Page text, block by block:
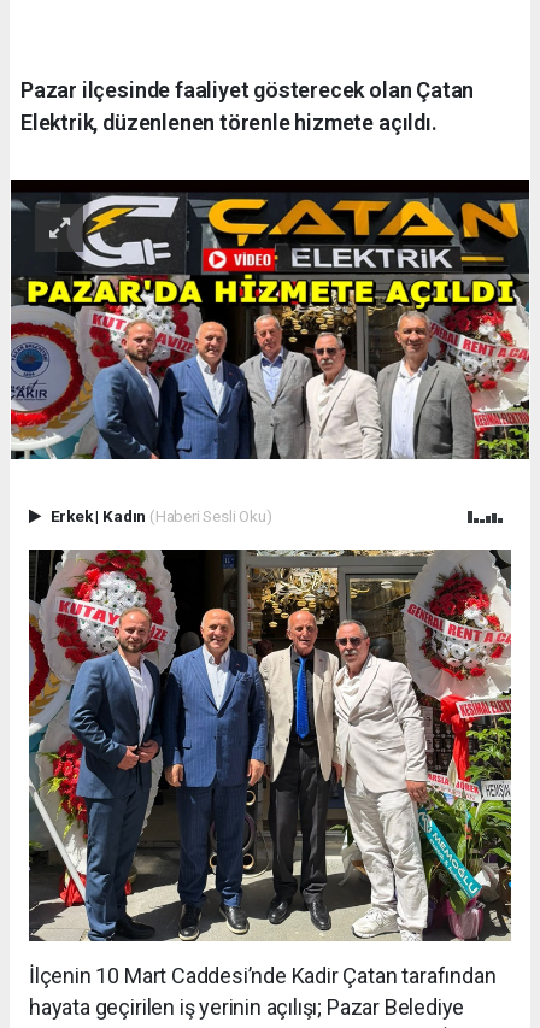
Pazar ilçesinde faaliyet gösterecek olan Çatan
Elektrik, düzenlenen törenle hizmete açıldı.
Erkek| Kadın (Haberi Sesli Oku)
İlçenin 10 Mart Caddesi’nde Kadir Çatan tarafından
hayata geçirilen iş yerinin açılışı; Pazar Belediye